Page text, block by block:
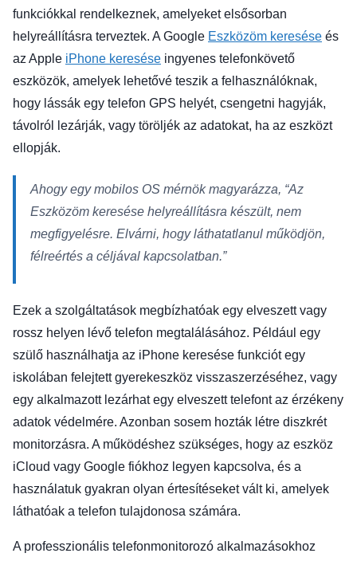
funkciókkal rendelkeznek, amelyeket elsősorban
helyreállításra terveztek. A Google Eszközöm keresése és
az Apple iPhone keresése ingyenes telefonkövető
eszközök, amelyek lehetővé teszik a felhasználóknak,
hogy lássák egy telefon GPS helyét, csengetni hagyják,
távolról lezárják, vagy töröljék az adatokat, ha az eszközt
ellopják.
Ahogy egy mobilos OS mérnök magyarázza, “Az
Eszközöm keresése helyreállításra készült, nem
megfigyelésre. Elvárni, hogy láthatatlanul működjön,
félreértés a céljával kapcsolatban.”
Ezek a szolgáltatások megbízhatóak egy elveszett vagy
rossz helyen lévő telefon megtalálásához. Például egy
szülő használhatja az iPhone keresése funkciót egy
iskolában felejtett gyerekeszköz visszaszerzéséhez, vagy
egy alkalmazott lezárhat egy elveszett telefont az érzékeny
adatok védelmére. Azonban sosem hozták létre diszkrét
monitorzásra. A működéshez szükséges, hogy az eszköz
iCloud vagy Google fiókhoz legyen kapcsolva, és a
használatuk gyakran olyan értesítéseket vált ki, amelyek
láthatóak a telefon tulajdonosa számára.
A professzionális telefonmonitorozó alkalmazásokhoz